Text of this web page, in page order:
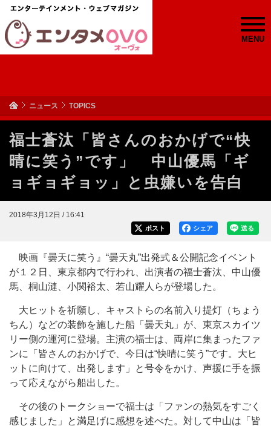
MENU
ニュース TOPICS
福士蒼汰「皆さんのおかげで“快
晴に笑う”です」 中山優馬「ギ
ョギョギョッ」と虫嫌いを告白
2018年3月12日 / 16:41
送る
シェア
ポスト
映画『曇天に笑う』“曇天丸”出発式＆公開記念イベント
が１２日、東京都内で行われ、出演者の福士蒼汰、中山優
馬、桐山漣、小関裕太、若山耀人らが登場した。
大ヒットを祈願し、キャストらの名前入り提灯（ちょう
ちん）などの装飾を施した船「曇天丸」が、東京スカイツ
リー側の運河に登場。主演の福士は、両岸に集まったファ
ンに「皆さんのおかげで、今日は“快晴に笑う”です。大ヒ
ットに向けて、出発します」と号令をかけ、声援に手を振
って応えながら船出した。
その後のトークショーで福士は「ファンの熱気をすごく
感じました」と満足げに感想を述べた。対して中山は「皆